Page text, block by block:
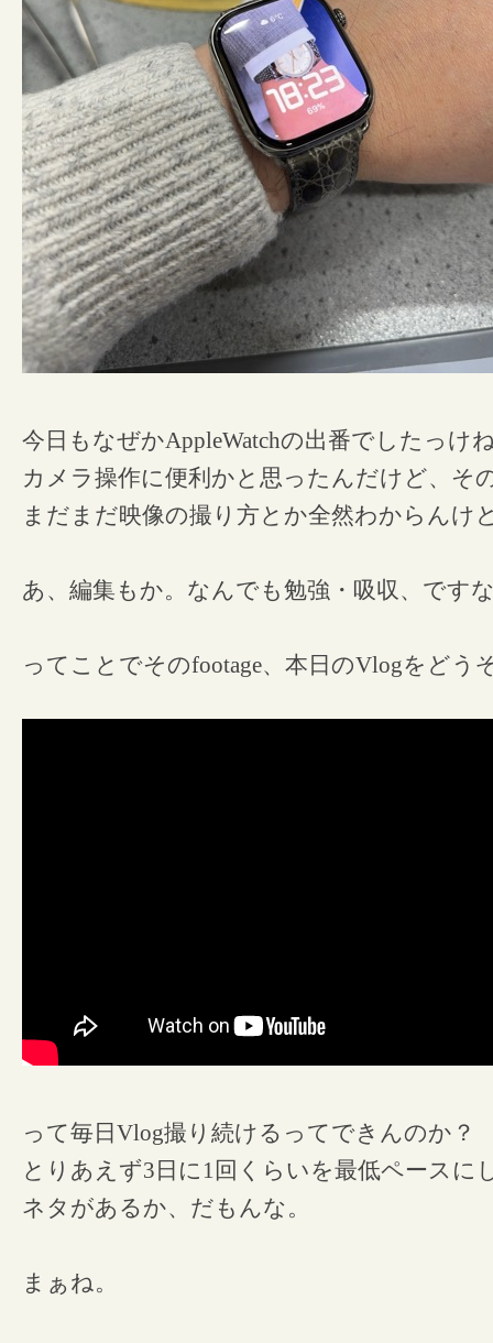
今日もなぜかAppleWatchの出番でしたっけ
カメラ操作に便利かと思ったんだけど、そ
まだまだ映像の撮り方とか全然わからんけ
あ、編集もか。なんでも勉強・吸収、です
ってことでそのfootage、本日のVlogをどう
って毎日Vlog撮り続けるってできんのか？
とりあえず3日に1回くらいを最低ペースに
ネタがあるか、だもんな。
まぁね。